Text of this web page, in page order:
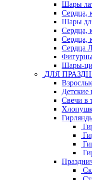
Шары
Сердца,
Шары
Сердца,
Сердца,
Сердца
Шары-
ДЛЯ
Детские
Свечи в